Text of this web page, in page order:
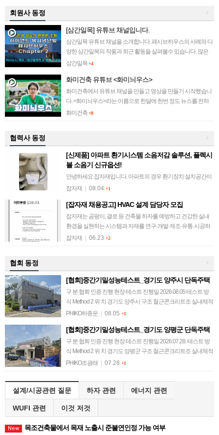
회원사 동정
[삼간일목] 유튜브 채널입니다.
삼간일목 유튜브 채널을 소개합니다. 패시브하우스의 사례와 다
양한 삼간일목의 작품과 최근 활동을 살펴볼수 있습니다. 많은
관심 부탁드립니다~ ||||||||||||
삼간일목+4
화미건축 유튜브 <화미늬우스>
화미건축에서 유튜브 채널을 만들고 영상을 만들기 시작했습니
다. <화미늬우스>라는 이름으로 한달에 한번 정도 뉴스를 전하
려 합니다. 많은 관심 부탁드립니다~~ ||||||||||||
화미건축+8
협력사 동정
[신제품] 아파트 환기시스템 소음저감 솔루션, 플렉시
블 소음기 신규옵션!
안녕하세요 잡자재입니다. 아파트의 경우 환기장치 설치공간이
협소하여 소음기 적용이 안 된 세대가 대부분입니다. 환기장치의
벤트 플렉시블 소음기의 규격을…
잡자재 08.04 +1
[잡자재 채용공고] HVAC 설계 담당자 모집
잡자재는 곰팡이, 결로 등 건축물 하자를 예방하고 건강한 실내
환경을 실현하는 시스템과 자재를 연구·개발·제조·유통·시공하
는 기업입니다. 앞으로의 도전을 함께할 새로운 동료를 기다립니
잡자재 06.23 +2
협회 동정
[협회]중간기밀성능테스트_경기도 양주시 단독주택
구 분 협회 인증 진행 현장 테스트 진행일 2026.08.05 테스트 방
식 Method 2 위 치 경기도 양주시 구조 철근콘크리트조 실내체적
567.6 m³ 연면적 171 m² 테스트 결과 감압 0.6회/h 이하 @…
PHIKO하종운 08.05 +1
[협회]중간기밀성능테스트_경기도 양평군 단독주택
구 분 협회 인증 진행 현장 테스트 진행일 2026.07.28. 테스트 방
식 Method 2 위 치 경기도 양평군 구조 철근콘크리트조 실내체적
538.8 m³ 연면적 122.12 m² 테스트 결과 감압 0.6 회/h…
PHIKO조광래 07.28 +1
설계/시공관련 질문 하자 관련 에너지 관련
WUFI 관련 이것 저것
New 목조건축물에서 목재 노출시 준불연인정 가능 여부